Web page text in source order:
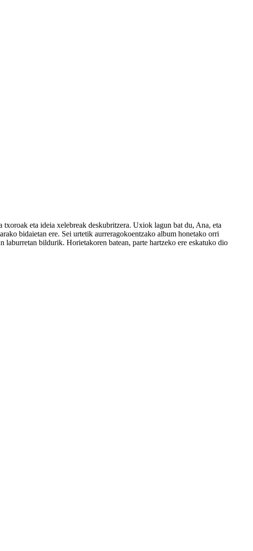
eta ideia xelebreak deskubritzera. Uxiok lagun bat du, Ana, eta
bidaietan ere. Sei urtetik aurreragokoentzako album honetako orri
laburretan bildurik. Horietakoren batean, parte hartzeko ere eskatuko dio